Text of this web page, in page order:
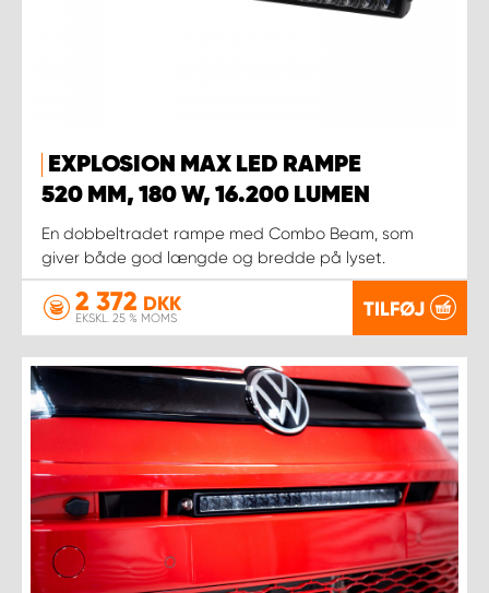
EXPLOSION MAX LED RAMPE
520 MM, 180 W, 16.200 LUMEN
En dobbeltradet rampe med Combo Beam, som
giver både god længde og bredde på lyset.
2 372 DKK
EKSKL. 25 % MOMS TILFØJ